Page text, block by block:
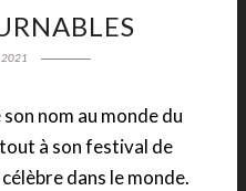
2021
nom au monde du
à son festival de
dans le monde.